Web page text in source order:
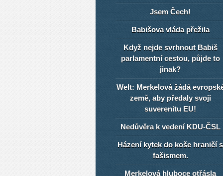
Jsem Čech!
Babišova vláda přežila
Když nejde svrhnout Babiš
parlamentní cestou, půjde to
jinak?
Welt: Merkelová žádá
země, aby předaly svoji
suverenitu EU!
Nedůvěra k vedení KDU-ČSL
Házení kytek do koše hraničí s
fašismem.
Merkelová hluboce otřásla